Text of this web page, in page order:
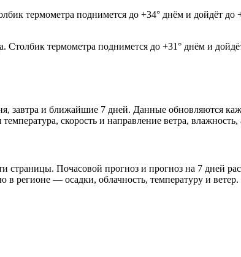
термометра поднимется до +34° днём и дойдёт
Столбик термометра поднимется до +31° днём и
завтра и ближайшие 7 дней. Данные обновляются
скорость и направление ветра,
страницы. Почасовой прогноз и прогноз на 7 дней
регионе — осадки, облачность, температуру и ветер.